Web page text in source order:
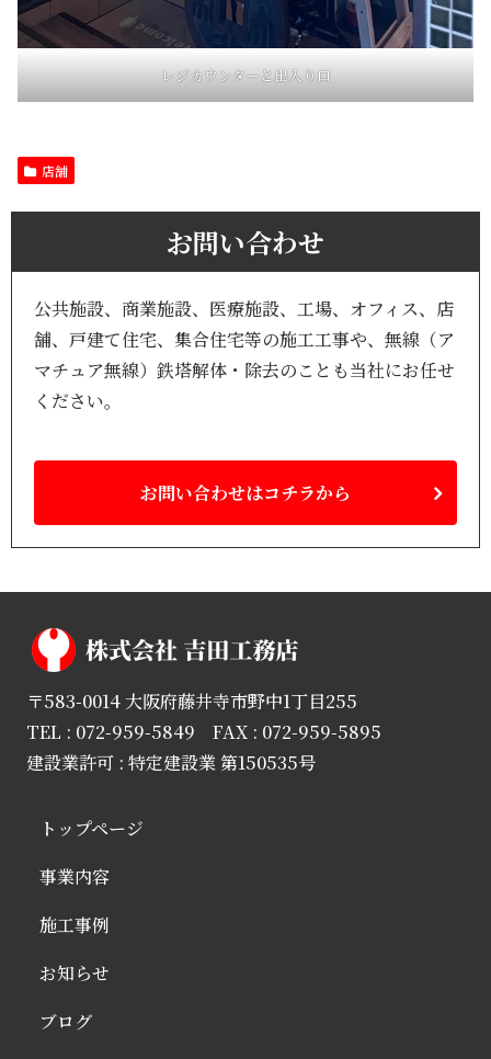
レジカウンターと出入り口
店舗
お問い合わせ
公共施設、商業施設、医療施設、工場、オフィス、店
舗、戸建て住宅、集合住宅等の施工工事や、無線（ア
マチュア無線）鉄塔解体・除去のことも当社にお任せ
ください。
お問い合わせはコチラから
〒583-0014 大阪府藤井寺市野中1丁目255
TEL : 072-959-5849 FAX : 072-959-5895
建設業許可 : 特定建設業 第150535号
トップページ
事業内容
施工事例
お知らせ
ブログ